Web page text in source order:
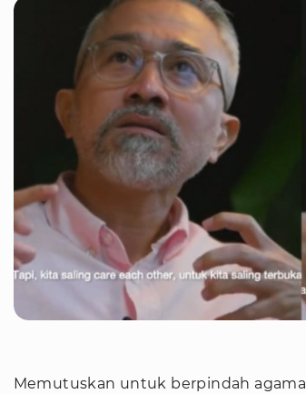
Memutuskan untuk berpindah